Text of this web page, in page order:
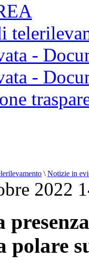
-
-
\ Notizie in
2022
polare